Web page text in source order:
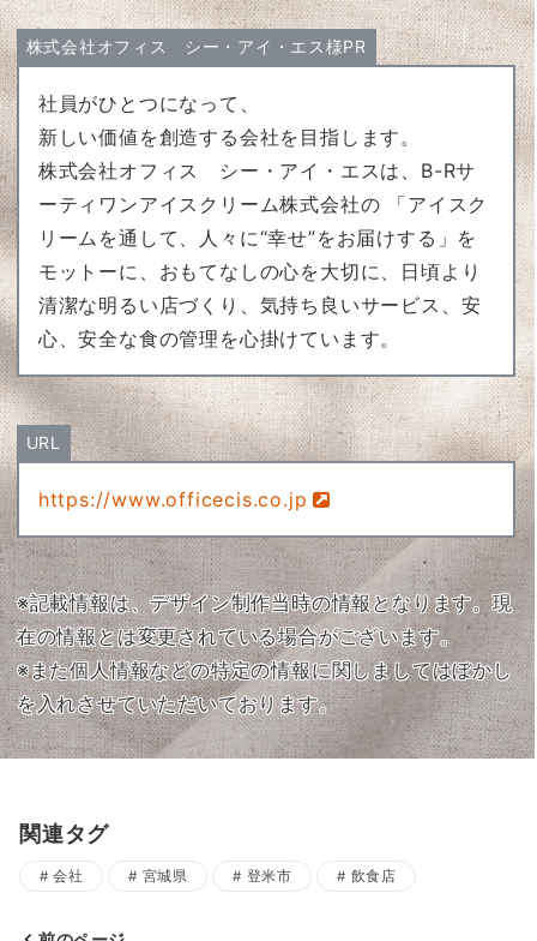
株式会社オフィス シー・アイ・エス様PR
社員がひとつになって、
新しい価値を創造する会社を目指します。
株式会社オフィス シー・アイ・エスは、B-Rサ
ーティワンアイスクリーム株式会社の 「アイスク
リームを通して、人々に“幸せ”をお届けする」を
モットーに、おもてなしの心を大切に、日頃より
清潔な明るい店づくり、気持ち良いサービス、安
心、安全な食の管理を心掛けています。
URL
https://www.officecis.co.jp
※記載情報は、デザイン制作当時の情報となります。現
在の情報とは変更されている場合がございます。
※また個人情報などの特定の情報に関しましてはぼかし
を入れさせていただいております。
関連タグ
会社 宮城県 登米市 飲食店